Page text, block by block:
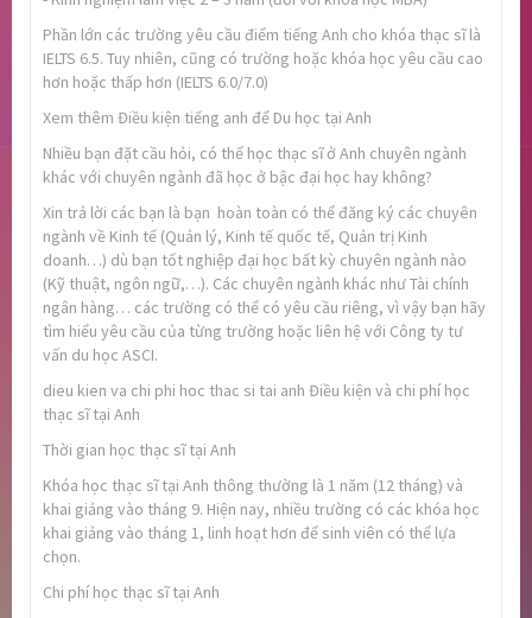
Phần lớn các trường yêu cầu điểm tiếng Anh cho khóa thạc sĩ là
IELTS 6.5. Tuy nhiên, cũng có trường hoặc khóa học yêu cầu cao
hơn hoặc thấp hơn (IELTS 6.0/7.0)
Xem thêm Điều kiện tiếng anh để Du học tại Anh
Nhiều bạn đặt cầu hỏi, có thể học thạc sĩ ở Anh chuyên ngành
khác với chuyên ngành đã học ở bậc đại học hay không?
Xin trả lời các bạn là bạn hoàn toàn có thể đăng ký các chuyên
ngành về Kinh tế (Quản lý, Kinh tế quốc tế, Quản trị Kinh
doanh…) dù bạn tốt nghiệp đại học bất kỳ chuyên ngành nào
(Kỹ thuật, ngôn ngữ,…). Các chuyên ngành khác như Tài chính
ngân hàng… các trường có thể có yêu cầu riêng, vì vậy bạn hãy
tìm hiểu yêu cầu của từng trường hoặc liên hệ với Công ty tư
vấn du học ASCI.
dieu kien va chi phi hoc thac si tai anh Điều kiện và chi phí học
thạc sĩ tại Anh
Thời gian học thạc sĩ tại Anh
Khóa học thạc sĩ tại Anh thông thường là 1 năm (12 tháng) và
khai giảng vào tháng 9. Hiện nay, nhiều trường có các khóa học
khai giảng vào tháng 1, linh hoạt hơn để sinh viên có thể lựa
chọn.
Chi phí học thạc sĩ tại Anh